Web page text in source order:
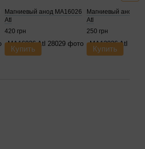
Магниевый анод MA16026
Atl
420 грн
Купить
Магниевый анод
Atl
250 грн
Купить